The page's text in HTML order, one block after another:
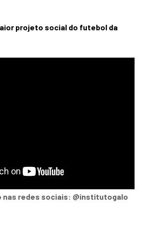
projeto social do futebol da
nas redes sociais: @institutogalo